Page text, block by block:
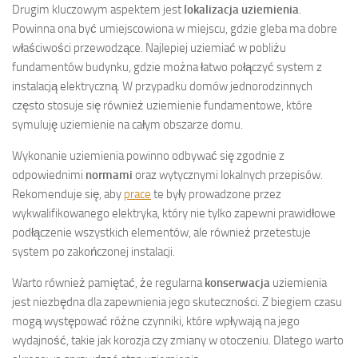
Drugim kluczowym aspektem jest lokalizacja uziemienia.
Powinna ona być umiejscowiona w miejscu, gdzie gleba ma dobre
właściwości przewodzące. Najlepiej uziemiać w pobliżu
fundamentów budynku, gdzie można łatwo połączyć system z
instalacją elektryczną. W przypadku domów jednorodzinnych
często stosuje się również uziemienie fundamentowe, które
symuluję uziemienie na całym obszarze domu.
Wykonanie uziemienia powinno odbywać się zgodnie z
odpowiednimi normami oraz wytycznymi lokalnych przepisów.
Rekomenduje się, aby prace te były prowadzone przez
wykwalifikowanego elektryka, który nie tylko zapewni prawidłowe
podłączenie wszystkich elementów, ale również przetestuje
system po zakończonej instalacji.
Warto również pamiętać, że regularnakonserwacja uziemienia
jest niezbędna dla zapewnienia jego skuteczności. Z biegiem czasu
mogą występować różne czynniki, które wpływają na jego
wydajność, takie jak korozja czy zmiany w otoczeniu. Dlatego warto